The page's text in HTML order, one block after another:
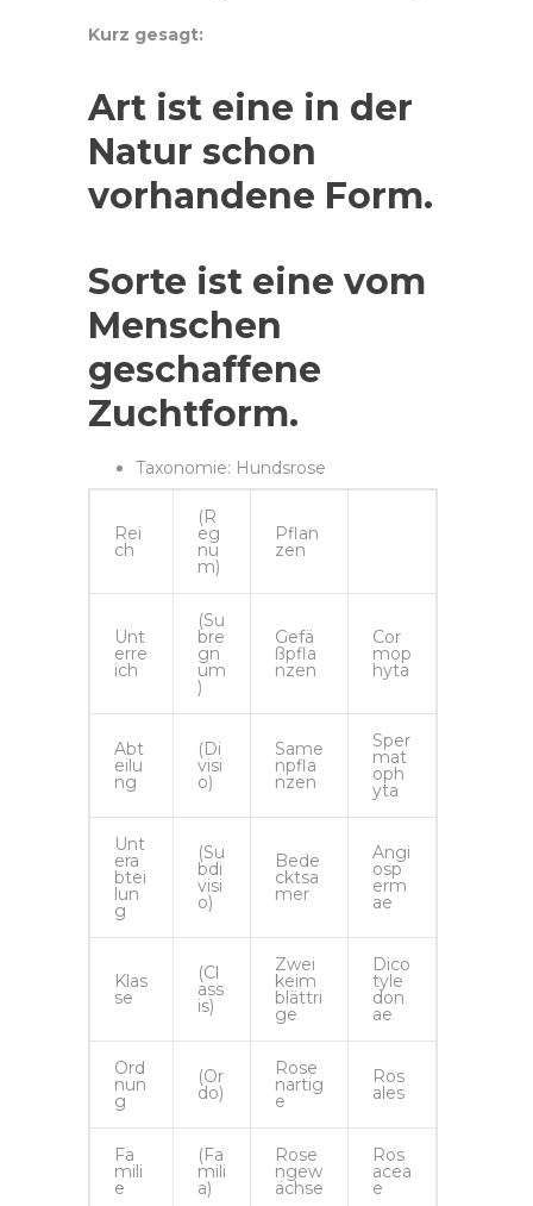
Kurz gesagt:
Art ist eine in der
Natur schon
vorhandene Form.
Sorte ist eine vom
Menschen
geschaffene
Zuchtform.
Taxonomie: Hundsrose
Rei
ch
(R
eg
nu
m)
Pflan
zen
Unt
erre
ich
(Su
bre
gn
um
)
Gefä
ßpfla
nzen
Cor
mop
hyta
Abt
eilu
ng
(Di
visi
o)
Same
npfla
nzen
Sper
mat
oph
yta
Unt
era
btei
lun
g
(Su
bdi
visi
o)
Bede
cktsa
mer
Angi
osp
erm
ae
Klas
se
(Cl
ass
is)
Zwei
keim
blättri
ge
Dico
tyle
don
ae
Ord
nun
g
(Or
do)
Rose
nartig
e
Ros
ales
Fa
mili
e
(Fa
mili
a)
Rose
ngew
ächse
Ros
acea
e